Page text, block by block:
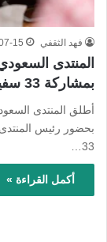
فهد الثقفي 15
المنتدى
بمشاركة 33 سفيرًا وسفيرة
أطلق المنتدى
بحضور رئيس
33…
أكمل القراءة »